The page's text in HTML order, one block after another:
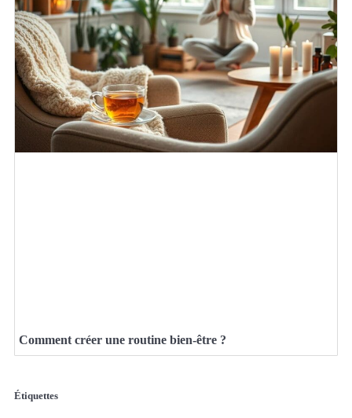
Comment créer une routine bien-être ?
Étiquettes